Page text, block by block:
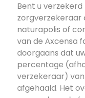
Bent u
zorgverzekeraar
naturapolis of
van de Axcensa
doorgaans dat
percentage
verzekeraar)
afgehaald. Het